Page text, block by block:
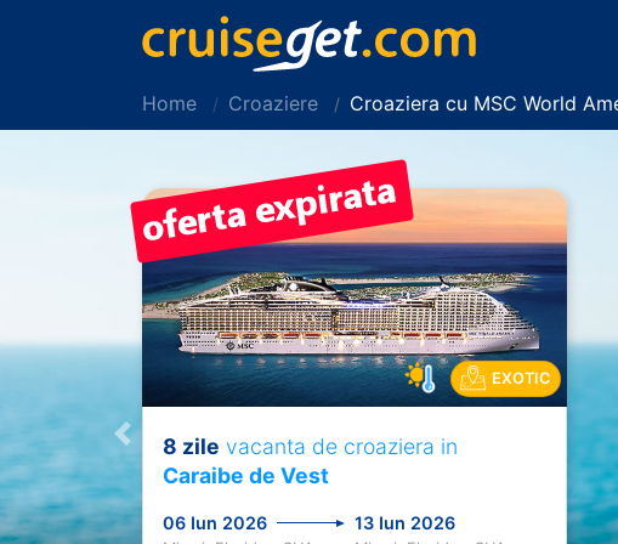
Home Croaziere Croaziera cu MSC World
Previous
EXOTIC
8 zile vacanta de croaziera in
Caraibe de Vest
06 Iun 2026 13 Iun 2026